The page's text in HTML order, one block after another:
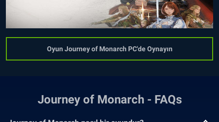
Oyun Journey of Monarch PC'de Oynayın
Journey of Monarch - FAQs